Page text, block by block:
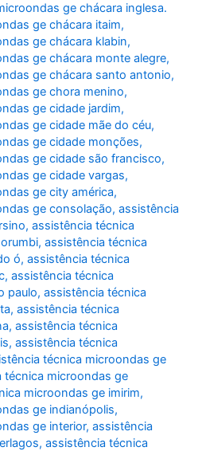
ge chácara inglesa.
ge chácara itaim,
ge chácara klabin,
ge chácara monte alegre,
ge chácara santo antonio,
ge chora menino,
ge cidade jardim,
ge cidade mãe do céu,
ge cidade monções,
ge cidade são francisco,
ge cidade vargas,
ge city américa,
ge consolação,assistência
,assistência técnica
,assistência técnica
ó,assistência técnica
,assistência técnica
paulo,assistência técnica
,assistência técnica
,assistência técnica
,assistência técnica
técnica microondas ge
técnica microondas ge
microondas ge imirim,
ge indianópolis,
ge interior,assistência
,assistência técnica